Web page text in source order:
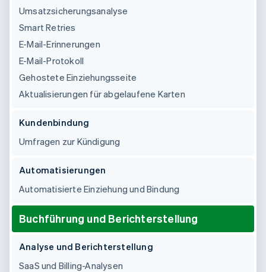
Umsatzsicherungsanalyse
Smart Retries
E-Mail-Erinnerungen
E-Mail-Protokoll
Gehostete Einziehungsseite
Aktualisierungen für abgelaufene Karten
Kundenbindung
Umfragen zur Kündigung
Automatisierungen
Automatisierte Einziehung und Bindung
Buchführung und Berichterstellung
Analyse und Berichterstellung
SaaS und Billing-Analysen